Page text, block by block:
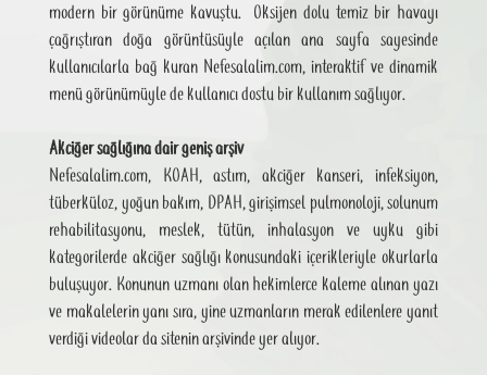
modern bir görünüme kavuştu. Oksijen dolu temiz bir havayı
çağrıştıran doğa görüntüsüyle açılan ana sayfa sayesinde
kullanıcılarla bağ kuran Nefesalalim.com, interaktif ve dinamik
menü görünümüyle de kullanıcı dostu bir kullanım sağlıyor.
Akciğer sağlığına dair geniş arşiv
Nefesalalim.com, KOAH, astım, akciğer kanseri, infeksiyon,
tüberküloz, yoğun bakım, DPAH, girişimsel pulmonoloji, solunum
rehabilitasyonu, meslek, tütün, inhalasyon ve uyku gibi
kategorilerde akciğer sağlığı konusundaki içerikleriyle okurlarla
buluşuyor. Konunun uzmanı olan hekimlerce kaleme alınan yazı
ve makalelerin yanı sıra, yine uzmanların merak edilenlere yanıt
verdiği videolar da sitenin arşivinde yer alıyor.